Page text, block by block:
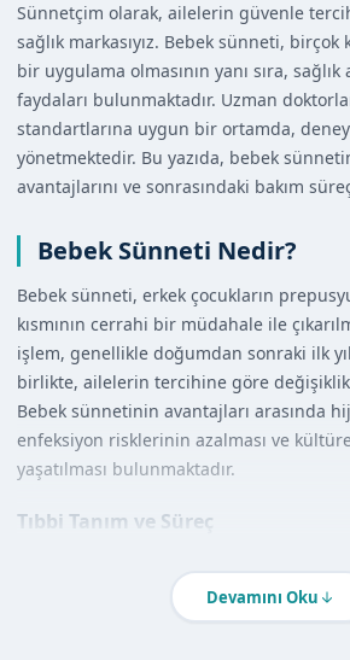
Sünnetçim olarak, ailelerin güvenle
sağlık markasıyız. Bebek sünneti,
bir uygulama olmasının yanı sıra, sağlık
faydaları bulunmaktadır. Uzman
standartlarına uygun bir ortamda,
yönetmektedir. Bu yazıda, bebek
avantajlarını ve sonrasındaki bakım
Bebek Sünneti Nedir?
Bebek sünneti, erkek çocukların
kısmının cerrahi bir müdahale ile
işlem, genellikle doğumdan sonraki ilk
birlikte, ailelerin tercihine göre
Bebek sünnetinin avantajları arasında
enfeksiyon risklerinin azalması ve
yaşatılması bulunmaktadır.
Tıbbi Tanım ve Süreç
ve işlem süreci oldukça hızlıdır. Uzman
aşamada çocukların sağlığını ön
Devamını Oku